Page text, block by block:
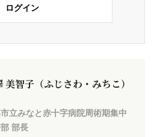
ログイン
美智子（ふじさわ・みちこ）
立みなと赤十字病院周術期集中
部長